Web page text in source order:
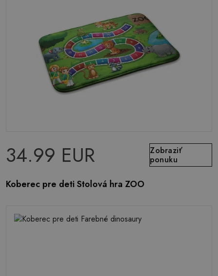
34.99 EUR
Zobraziť
ponuku
Koberec pre deti Stolová hra ZOO